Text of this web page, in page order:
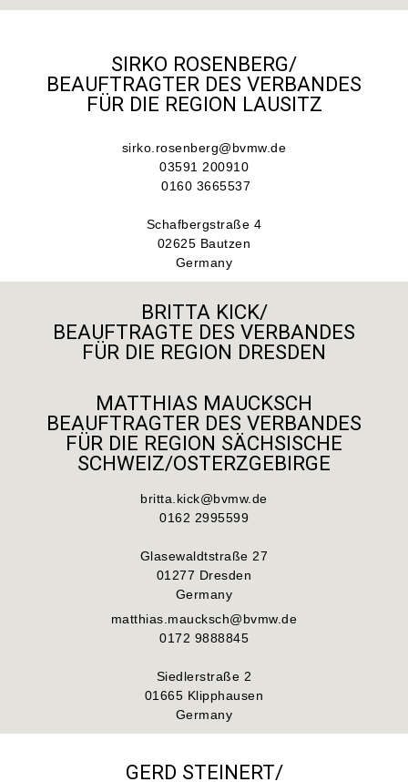
SIRKO ROSENBERG/
BEAUFTRAGTER DES VERBANDES
FÜR DIE REGION LAUSITZ
sirko.rosenberg@bvmw.de
03591 200910
0160 3665537
Schafbergstraße 4
02625 Bautzen
Germany
BRITTA KICK/
BEAUFTRAGTE DES VERBANDES
FÜR DIE REGION DRESDEN
MATTHIAS MAUCKSCH
BEAUFTRAGTER DES VERBANDES
FÜR DIE REGION SÄCHSISCHE
SCHWEIZ/OSTERZGEBIRGE
britta.kick@bvmw.de
0162 2995599
Glasewaldtstraße 27
01277 Dresden
Germany
matthias.maucksch@bvmw.de
0172 9888845
Siedlerstraße 2
01665 Klipphausen
Germany
GERD STEINERT/